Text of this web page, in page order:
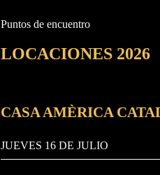
Puntos de encuentro
LOCACIONES 2026
CASA AMÈRICA
JUEVES 16 DE JULIO